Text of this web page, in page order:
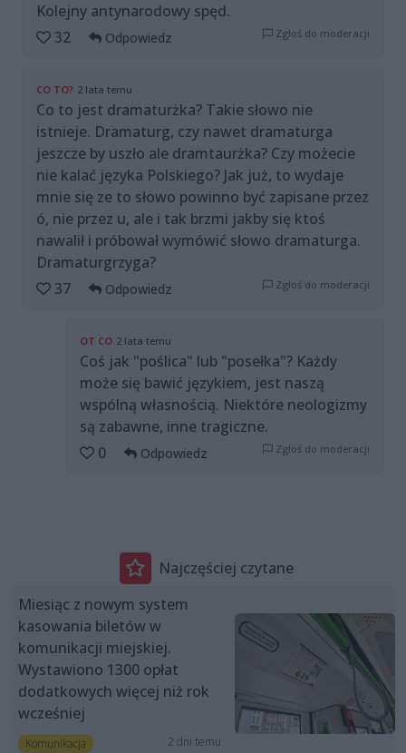
Kolejny antynarodowy spęd.
32
Odpowiedz Zgłoś do moderacji
CO TO? 2 lata temu
Co to jest dramaturżka? Takie słowo nie
istnieje. Dramaturg, czy nawet dramaturga
jeszcze by uszło ale dramtaurżka? Czy możecie
nie kalać języka Polskiego? Jak już, to wydaje
mnie się ze to słowo powinno być zapisane przez
ó, nie przez u, ale i tak brzmi jakby się ktoś
nawalił i próbował wymówić słowo dramaturga.
Dramaturgrzyga?
37
Odpowiedz Zgłoś do moderacji
OT CO 2 lata temu
Coś jak "poślica" lub "posełka"? Każdy
może się bawić językiem, jest naszą
wspólną własnością. Niektóre neologizmy
są zabawne, inne tragiczne.
0
Odpowiedz Zgłoś do moderacji
Najczęściej czytane
Miesiąc z nowym system
kasowania biletów w
komunikacji miejskiej.
Wystawiono 1300 opłat
dodatkowych więcej niż rok
wcześniej
Komunikacja 2 dni temu